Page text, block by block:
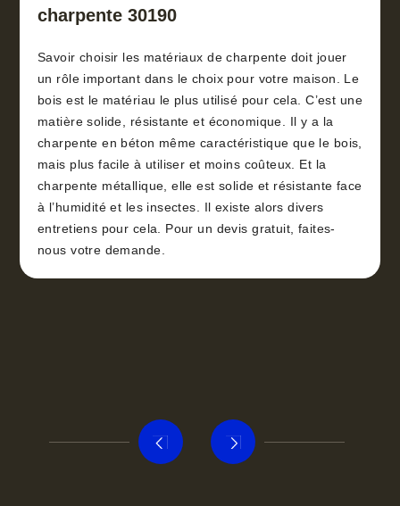
charpente 30190
Savoir choisir les matériaux de charpente doit jouer
un rôle important dans le choix pour votre maison. Le
bois est le matériau le plus utilisé pour cela. C’est une
matière solide, résistante et économique. Il y a la
charpente en béton même caractéristique que le bois,
mais plus facile à utiliser et moins coûteux. Et la
charpente métallique, elle est solide et résistante face
à l’humidité et les insectes. Il existe alors divers
entretiens pour cela. Pour un devis gratuit, faites-
nous votre demande.